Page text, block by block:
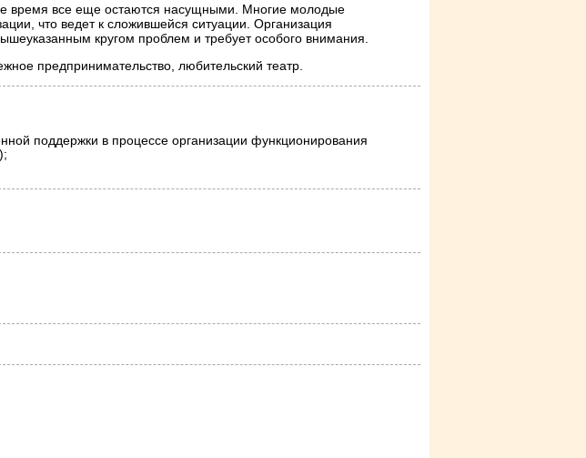
время все еще остаются насущными. Многие молодые
что ведет к сложившейся ситуации. Организация
кругом проблем и требует особого внимания.
предпринимательство, любительский театр.
поддержки в процессе организации функционирования